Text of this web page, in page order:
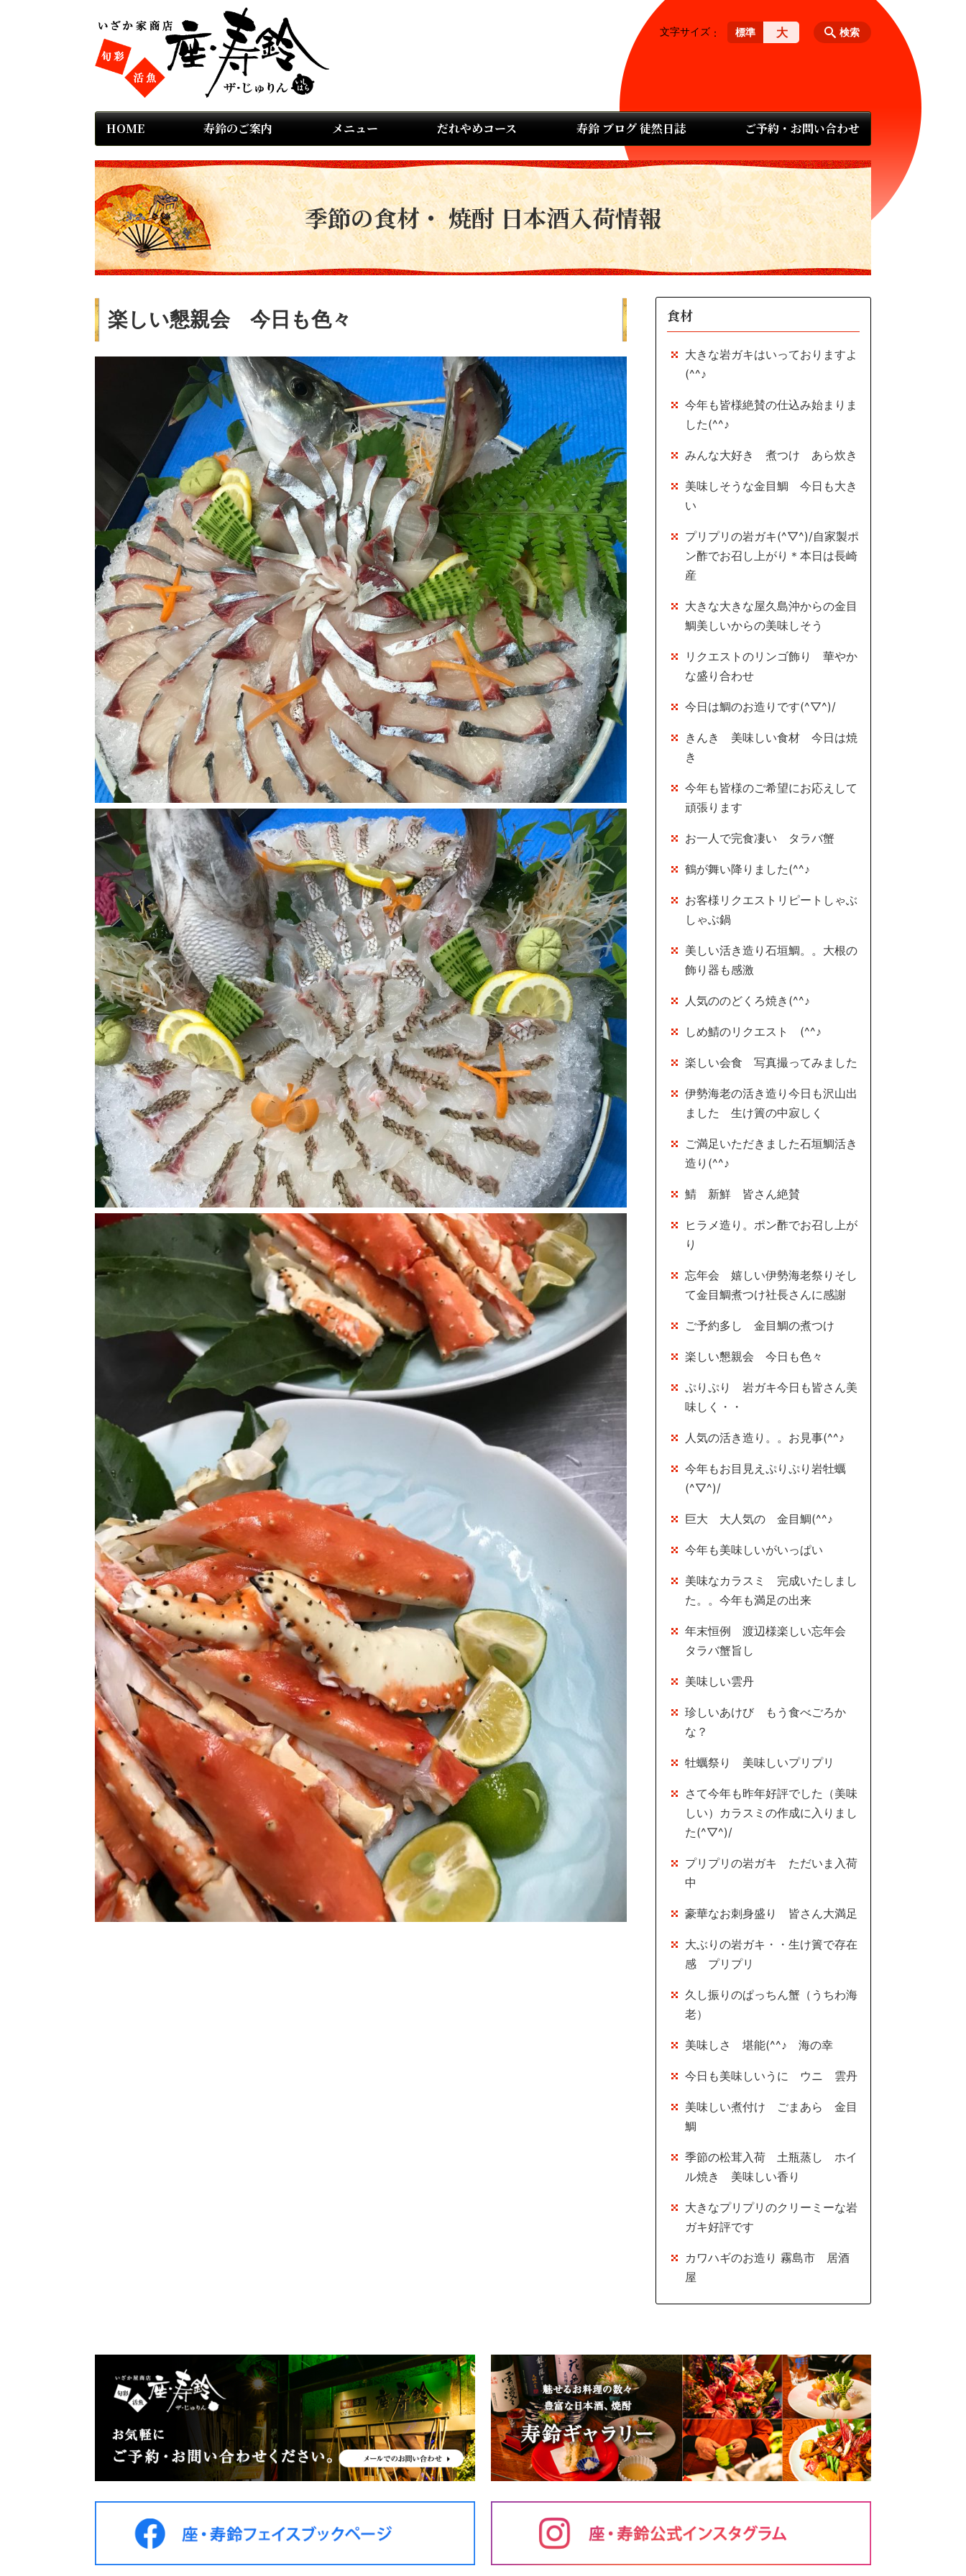
HOME 寿鈴のご案内 メニュー だれやめコース 寿鈴 ブログ 徒然日誌 ご予約・お問い合わせ
検索
文字サイズ 標準 大
季節の食材・ 焼酎 日本酒入荷情報
楽しい懇親会 今日も色々 食材
大きな岩ガキはいっておりますよ
(^^♪
今年も皆様絶賛の仕込み始まりま
した(^^♪
みんな大好き 煮つけ あら炊き
美味しそうな金目鯛 今日も大き
い
プリプリの岩ガキ(^▽^)/自家製ポ
ン酢でお召し上がり＊本日は長崎
産
大きな大きな屋久島沖からの金目
鯛美しいからの美味しそう
リクエストのリンゴ飾り 華やか
な盛り合わせ
今日は鯛のお造りです(^▽^)/
きんき 美味しい食材 今日は焼
き
今年も皆様のご希望にお応えして
頑張ります
お一人で完食凄い タラバ蟹
鶴が舞い降りました(^^♪
お客様リクエストリピートしゃぶ
しゃぶ鍋
美しい活き造り石垣鯛。。大根の
飾り器も感激
人気ののどくろ焼き(^^♪
しめ鯖のリクエスト (^^♪
楽しい会食 写真撮ってみました
伊勢海老の活き造り今日も沢山出
ました 生け簀の中寂しく
ご満足いただきました石垣鯛活き
造り(^^♪
鯖 新鮮 皆さん絶賛
ヒラメ造り。ポン酢でお召し上が
り
忘年会 嬉しい伊勢海老祭りそし
て金目鯛煮つけ社長さんに感謝
ご予約多し 金目鯛の煮つけ
楽しい懇親会 今日も色々
ぷりぷり 岩ガキ今日も皆さん美
味しく・・
人気の活き造り。。お見事(^^♪
今年もお目見えぷりぷり岩牡蠣
(^▽^)/
巨大 大人気の 金目鯛(^^♪
今年も美味しいがいっぱい
美味なカラスミ 完成いたしまし
た。。今年も満足の出来
年末恒例 渡辺様楽しい忘年会
タラバ蟹旨し
美味しい雲丹
珍しいあけび もう食べごろか
な？
牡蠣祭り 美味しいプリプリ
さて今年も昨年好評でした（美味
しい）カラスミの作成に入りまし
た(^▽^)/
プリプリの岩ガキ ただいま入荷
中
豪華なお刺身盛り 皆さん大満足
大ぶりの岩ガキ・・生け簀で存在
感 プリプリ
久し振りのぱっちん蟹（うちわ海
老）
美味しさ 堪能(^^♪ 海の幸
今日も美味しいうに ウニ 雲丹
美味しい煮付け ごまあら 金目
鯛
季節の松茸入荷 土瓶蒸し ホイ
ル焼き 美味しい香り
大きなプリプリのクリーミーな岩
ガキ好評です
カワハギのお造り 霧島市 居酒
屋